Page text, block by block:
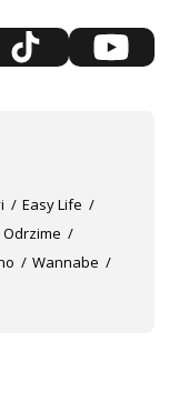
Easy Life
Odrzime
Wannabe